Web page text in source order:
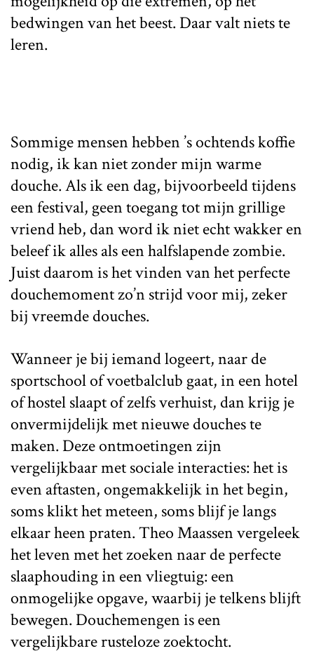
bedwingen van het beest. Daar valt niets te
leren.
Sommige mensen hebben ’s ochtends koffie
nodig, ik kan niet zonder mijn warme
douche. Als ik een dag, bijvoorbeeld tijdens
een festival, geen toegang tot mijn grillige
vriend heb, dan word ik niet echt wakker en
beleef ik alles als een halfslapende zombie.
Juist daarom is het vinden van het perfecte
douchemoment zo’n strijd voor mij, zeker
bij vreemde douches.
Wanneer je bij iemand logeert, naar de
sportschool of voetbalclub gaat, in een hotel
of hostel slaapt of zelfs verhuist, dan krijg je
onvermijdelijk met nieuwe douches te
maken. Deze ontmoetingen zijn
vergelijkbaar met sociale interacties: het is
even aftasten, ongemakkelijk in het begin,
soms klikt het meteen, soms blijf je langs
elkaar heen praten. Theo Maassen vergeleek
het leven met het zoeken naar de perfecte
slaaphouding in een vliegtuig: een
onmogelijke opgave, waarbij je telkens blijft
bewegen. Douchemengen is een
vergelijkbare rusteloze zoektocht.